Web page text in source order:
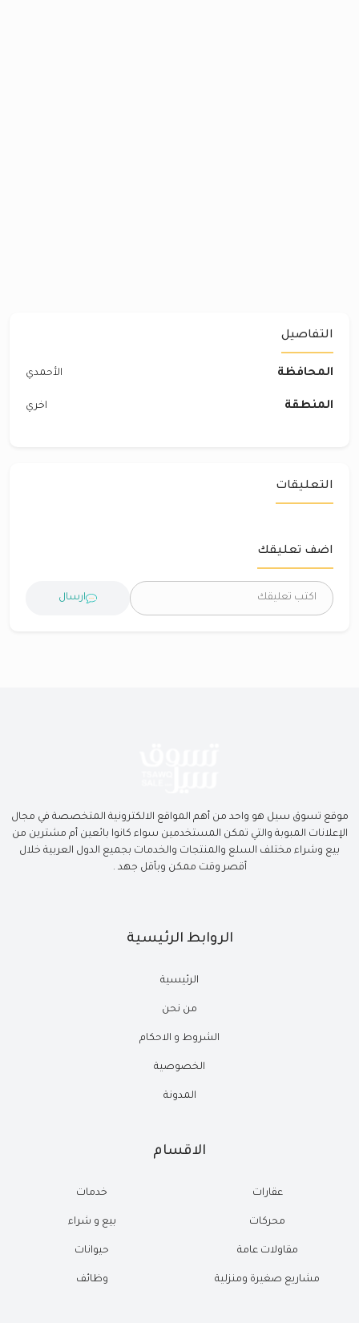
التفاصيل
المحافظة الأحمدي
المنطقة اخري
التعليقات
اضف تعليقك
ارسال
موقع تسوق سيل هو واحد من أهم المواقع الالكترونية المتخصصة في مجال
الإعلانات المبوبة والتي تمكن المستخدمين سواء كانوا بائعين أم مشترين من
بيع وشراء مختلف السلع والمنتجات والخدمات بجميع الدول العربية خلال
أقصر وقت ممكن وبأقل جهد .
الروابط الرئيسية
الرئيسية
من نحن
الشروط و الاحكام
الخصوصية
المدونة
الاقسام
عقارات
محركات
مقاولات عامة
مشاريع صغيرة ومنزلية
خدمات
بيع و شراء
حيوانات
وظائف